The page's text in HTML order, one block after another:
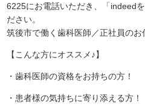
6225にお電話いただき、「indeed
ださい。
筑後市で働く歯科医師／正社員のお
【こんな方にオススメ♪】
・歯科医師の資格をお持ちの方！
・患者様の気持ちに寄り添える方！